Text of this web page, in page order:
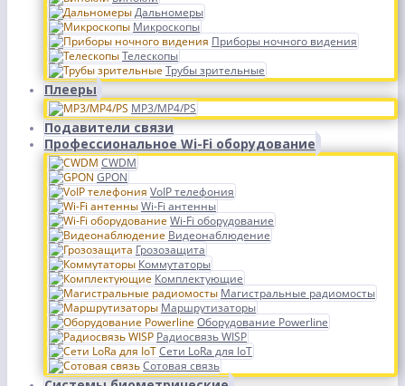
Дальномеры
Микроскопы
Приборы ночного видения
Телескопы
Трубы зрительные
Плееры
MP3/MP4/PS
Подавители связи
Профессиональное Wi-Fi оборудование
CWDM
GPON
VoIP телефония
Wi-Fi антенны
Wi-Fi оборудование
Видеонаблюдение
Грозозащита
Коммутаторы
Комплектующие
Магистральные радиомосты
Маршрутизаторы
Оборудование Powerline
Радиосвязь WISP
Сети LoRa для IoT
Сотовая связь